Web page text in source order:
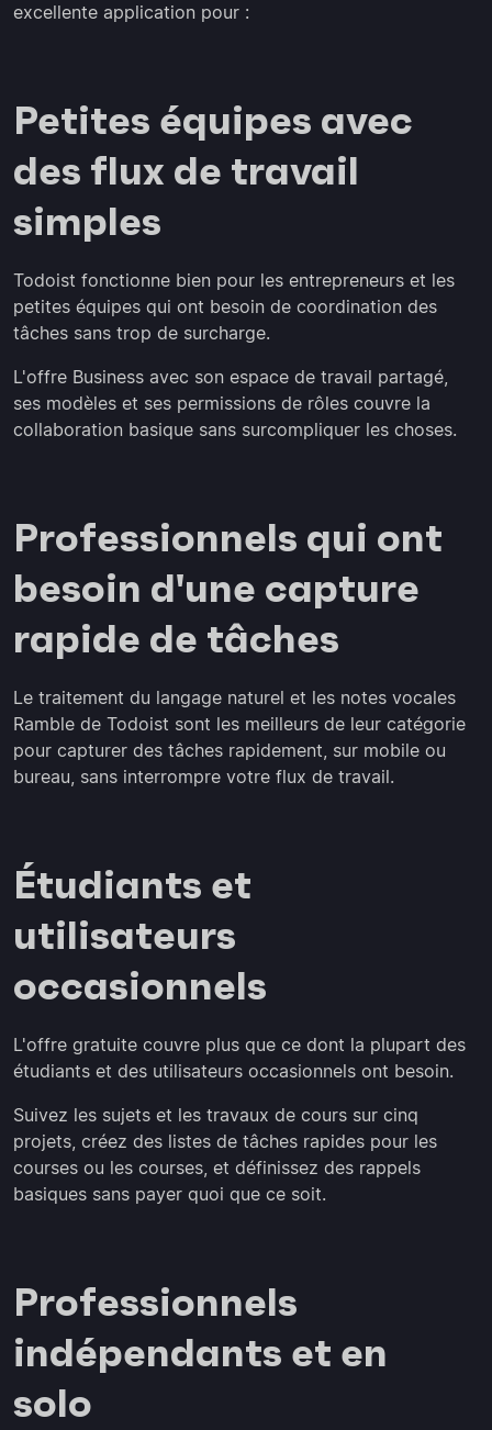
excellente application pour :
Petites équipes avec
des flux de travail
simples
Todoist fonctionne bien pour les entrepreneurs et les
petites équipes qui ont besoin de coordination des
tâches sans trop de surcharge.
L'offre Business avec son espace de travail partagé,
ses modèles et ses permissions de rôles couvre la
collaboration basique sans surcompliquer les choses.
Professionnels qui ont
besoin d'une capture
rapide de tâches
Le traitement du langage naturel et les notes vocales
Ramble de Todoist sont les meilleurs de leur catégorie
pour capturer des tâches rapidement, sur mobile ou
bureau, sans interrompre votre flux de travail.
Étudiants et
utilisateurs
occasionnels
L'offre gratuite couvre plus que ce dont la plupart des
étudiants et des utilisateurs occasionnels ont besoin.
Suivez les sujets et les travaux de cours sur cinq
projets, créez des listes de tâches rapides pour les
courses ou les courses, et définissez des rappels
basiques sans payer quoi que ce soit.
Professionnels
indépendants et en
solo